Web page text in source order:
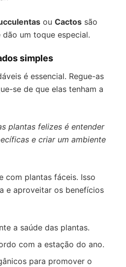
ou Cactos são
dão um toque especial.
simples
é essencial. Regue-as
se de que elas tenham a
plantas felizes é entender
e criar um ambiente
com plantas fáceis. Isso
e aproveitar os benefícios
a saúde das plantas.
com a estação do ano.
para promover o